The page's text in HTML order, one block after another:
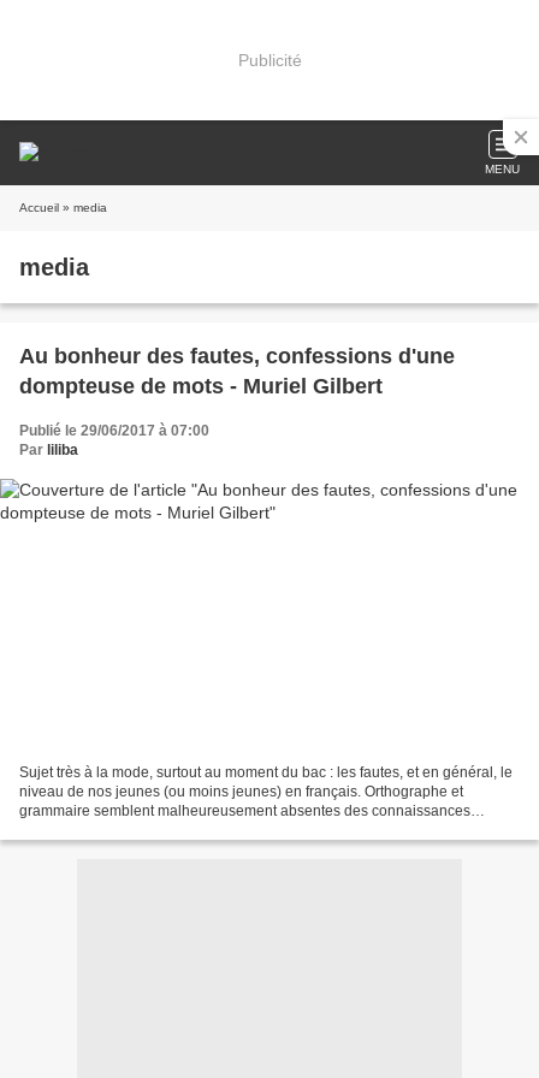
Publicité
MENU
Accueil » media
media
Au bonheur des fautes, confessions d'une
dompteuse de mots - Muriel Gilbert
Publié le 29/06/2017 à 07:00
Par liliba
Sujet très à la mode, surtout au moment du bac : les fautes, et en général, le
niveau de nos jeunes (ou moins jeunes) en français. Orthographe et
grammaire semblent malheureusement absentes des connaissances